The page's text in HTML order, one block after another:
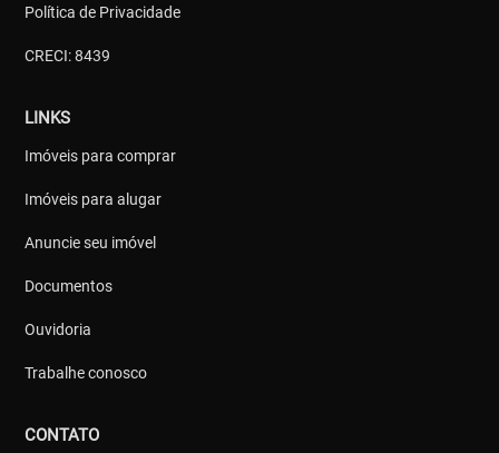
Política de Privacidade
CRECI: 8439
LINKS
Imóveis para comprar
Imóveis para alugar
Anuncie seu imóvel
Documentos
Ouvidoria
Trabalhe conosco
CONTATO